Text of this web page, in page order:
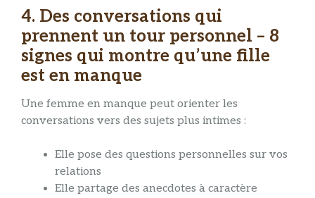
4. Des conversations qui
prennent un tour personnel – 8
signes qui montre qu’une fille
est en manque
Une femme en manque peut orienter les
conversations vers des sujets plus intimes :
Elle pose des questions personnelles sur vos
relations
Elle partage des anecdotes à caractère